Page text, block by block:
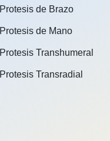
Protesis de Brazo
Protesis de Mano
Protesis Transhumeral
Protesis Transradial